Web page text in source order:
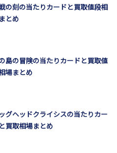
の刻の当たりカードと買取値段相
とめ
島の冒険の当たりカードと買取値
場まとめ
グヘッドクライシスの当たりカー
買取相場まとめ